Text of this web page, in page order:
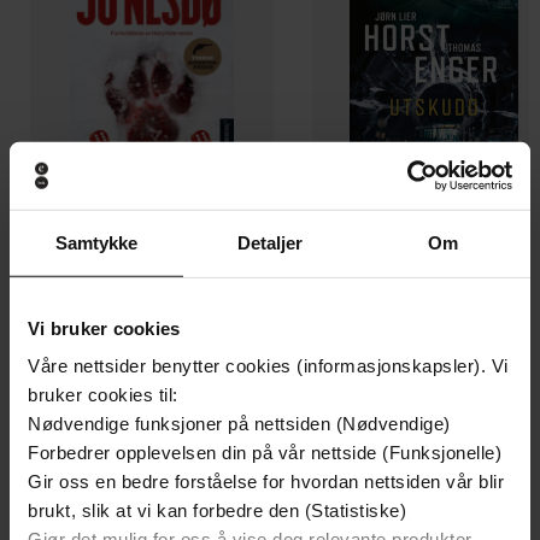
Samtykke Detaljer Om
Vi bruker cookies
Våre nettsider benytter cookies (informasjonskapsler). Vi
bruker cookies til:
Nødvendige funksjoner på nettsiden (Nødvendige)
Forbedrer opplevelsen din på vår nettside (Funksjonelle)
Gir oss en bedre forståelse for hvordan nettsiden vår blir
brukt, slik at vi kan forbedre den (Statistiske)
Minnesota
EBOK EBOK
Forfattere Various(forfatter)